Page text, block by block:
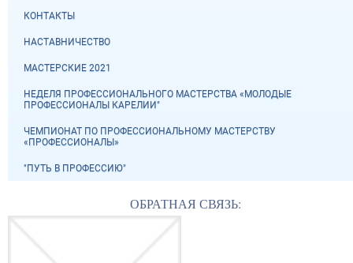
КОНТАКТЫ
НАСТАВНИЧЕСТВО
МАСТЕРСКИЕ 2021
НЕДЕЛЯ ПРОФЕССИОНАЛЬНОГО МАСТЕРСТВА «МОЛОДЫЕ
ПРОФЕССИОНАЛЫ КАРЕЛИИ"
ЧЕМПИОНАТ ПО ПРОФЕССИОНАЛЬНОМУ МАСТЕРСТВУ
«ПРОФЕССИОНАЛЫ»
"ПУТЬ В ПРОФЕССИЮ"
ОБРАТНАЯ СВЯЗЬ: